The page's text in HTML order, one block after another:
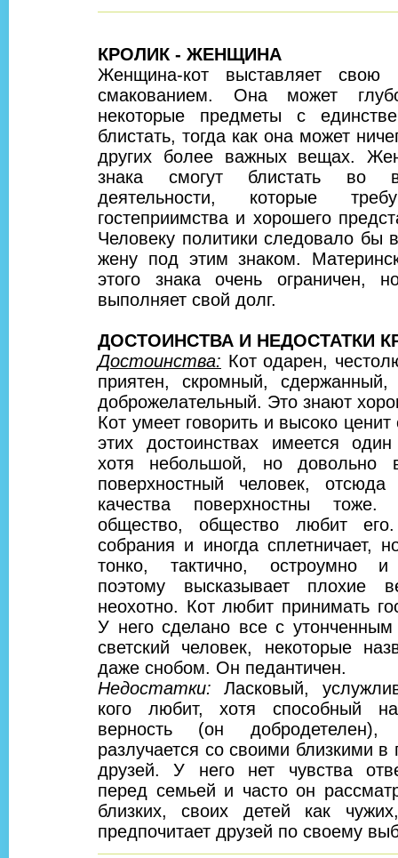
КРОЛИК - ЖЕНЩИНА
Женщина-кот выставляет свою
смакованием. Она может
некоторые предметы с
блистать, тогда как она может
других более важных вещах.
знака смогут блистать во
деятельности, которые
гостеприимства и хорошего
Человеку политики следовало бы
жену под этим знаком.
этого знака очень ограничен,
выполняет свой долг.
ДОСТОИНСТВА И НЕДОСТАТКИ
Достоинства: Кот одарен,
приятен, скромный, сдержанный,
доброжелательный. Это знают
Кот умеет говорить и высоко
этих достоинствах имеется один
хотя небольшой, но довольно
поверхностный человек,
качества поверхностны
общество, общество любит
собрания и иногда сплетничает,
тонко, тактично, остроумно и
поэтому высказывает плохие
неохотно. Кот любит принимать
У него сделано все с
светский человек, некоторые
даже снобом. Он педантичен.
Недостатки: Ласковый,
кого любит, хотя способный
верность (он
разлучается со своими близкими в
друзей. У него нет чувства
перед семьей и часто он
близких, своих детей как
предпочитает друзей по своему